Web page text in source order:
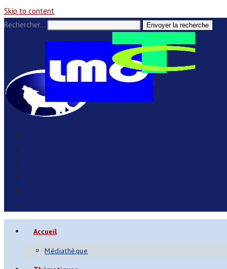
Skip to content
Rechercher…
Envoyer la recherche
Accueil
Médiathèque